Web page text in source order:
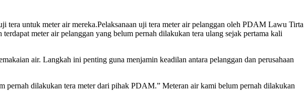
untuk meter air mereka.Pelaksanaan uji tera meter air pelanggan oleh PDAM Lawu Tirta
meter air pelanggan yang belum pernah dilakukan tera ulang sejak pertama kali
air. Langkah ini penting guna menjamin keadilan antara pelanggan dan perusahaan
pernah dilakukan tera meter dari pihak PDAM.” Meteran air kami belum pernah dilakukan